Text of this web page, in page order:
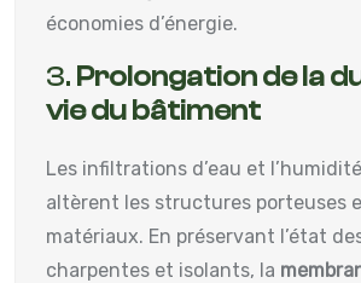
économies d’énergie.
3. Prolongation de la
vie du bâtiment
Les infiltrations d’eau et
altèrent les structures porteuses
matériaux. En préservant l’état
charpentes et isolants, la